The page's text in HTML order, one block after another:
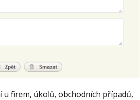
firem, úkolů, obchodních případů,